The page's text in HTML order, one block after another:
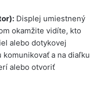
Displej umiestnený
okamžite vidíte, kto
alebo dotykovej
a na diaľku
alebo otvoriť